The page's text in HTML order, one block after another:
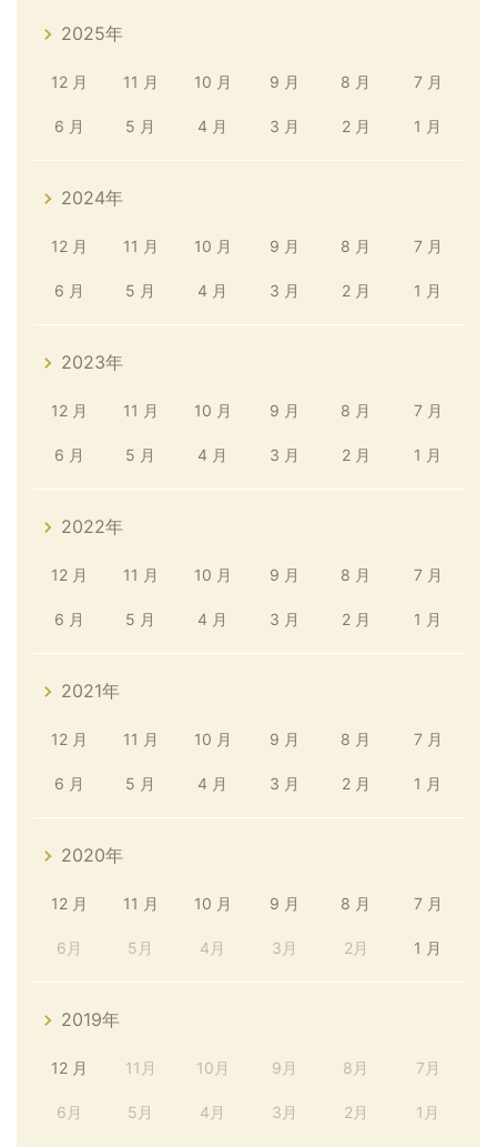
2025年
12 月 11 月 10 月 9 月 8 月 7 月
6 月 5 月 4 月 3 月 2 月 1 月
2024年
12 月 11 月 10 月 9 月 8 月 7 月
6 月 5 月 4 月 3 月 2 月 1 月
2023年
12 月 11 月 10 月 9 月 8 月 7 月
6 月 5 月 4 月 3 月 2 月 1 月
2022年
12 月 11 月 10 月 9 月 8 月 7 月
6 月 5 月 4 月 3 月 2 月 1 月
2021年
12 月 11 月 10 月 9 月 8 月 7 月
6 月 5 月 4 月 3 月 2 月 1 月
2020年
12 月 11 月 10 月 9 月 8 月 7 月
6月 5月 4月 3月 2月 1 月
2019年
12 月 11月 10月 9月 8月 7月
6月 5月 4月 3月 2月 1月